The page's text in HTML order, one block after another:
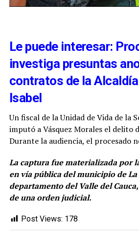
Le puede interesar:
investiga presuntas
contratos de la
Isabel
Un fiscal de la Unidad de Vida de la
imputó a Vásquez Morales el delito
Durante la audiencia, el procesado
La captura fue materializada por
en vía pública del municipio de La
departamento del Valle del
de una orden judicial.
Post Views: 178